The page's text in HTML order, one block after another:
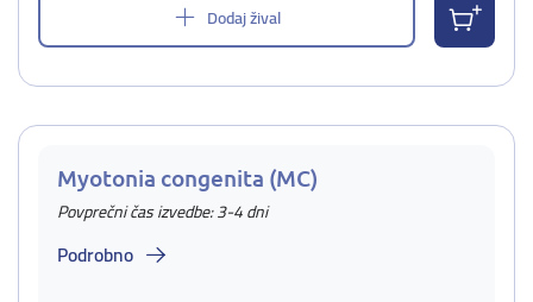
Dodaj žival
Myotonia congenita (MC)
Povprečni čas izvedbe: 3-4 dni
Podrobno